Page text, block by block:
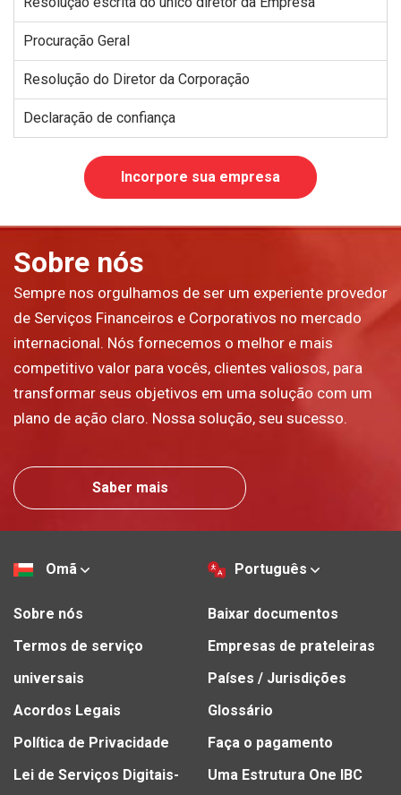
Procuração Geral
Resolução do Diretor da Corporação
Declaração de confiança
Incorpore sua empresa
Sobre nós
Sempre nos orgulhamos de ser um experiente provedor
de Serviços Financeiros e Corporativos no mercado
internacional. Nós fornecemos o melhor e mais
competitivo valor para vocês, clientes valiosos, para
transformar seus objetivos em uma solução com um
plano de ação claro. Nossa solução, seu sucesso.
Saber mais
Omã Português
Sobre nós
Termos de serviço
universais
Acordos Legais
Política de Privacidade
Lei de Serviços Digitais-
Baixar documentos
Empresas de prateleiras
Países / Jurisdições
Glossário
Faça o pagamento
Uma Estrutura One IBC